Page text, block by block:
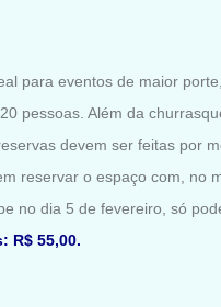
para eventos de maior
pessoas. Além da
devem ser feitas por
reservar o espaço com, no
no dia 5 de fevereiro, só
R$ 55,00.